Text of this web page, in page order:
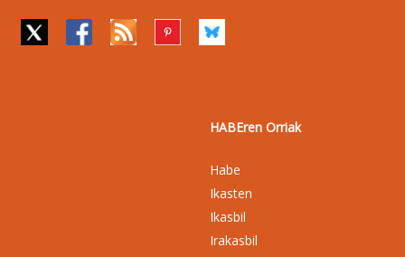
HABEren Orriak
Habe
Ikasten
Ikasbil
Irakasbil